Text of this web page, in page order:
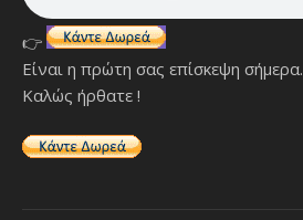
👉
Είναι η πρώτη σας επίσκεψη σήμερα.
Καλώς ήρθατε !